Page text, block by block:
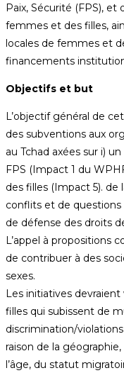
Paix, Sécurité (FPS),
femmes et des filles,
locales de femmes et
financements
Objectifs et but
L’objectif général de
des subventions aux
au Tchad axées sur i)
FPS (Impact 1 du
des filles (Impact 5). de
conflits et de
de défense des droits
L’appel à propositions
de contribuer à des
sexes.
Les initiatives
filles qui subissent de
discrimination/
raison de la
l’âge, du statut